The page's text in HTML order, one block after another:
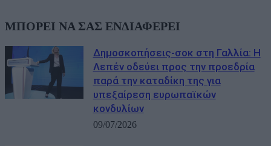
ΜΠΟΡΕΙ ΝΑ ΣΑΣ ΕΝΔΙΑΦΕΡΕΙ
Δημοσκοπήσεις-σοκ στη Γαλλία: Η
Λεπέν οδεύει προς την προεδρία
παρά την καταδίκη της για
υπεξαίρεση ευρωπαϊκών
κονδυλίων
09/07/2026